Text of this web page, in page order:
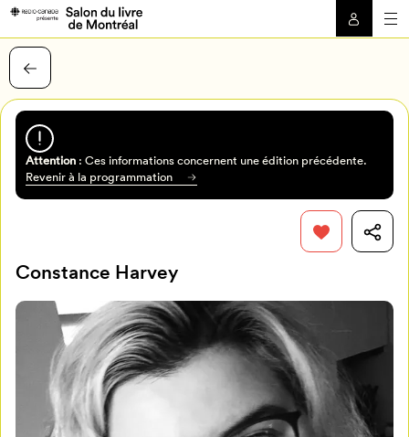
Attention: Ces informations concernent une édition précédente.
Revenir à la programmation
Constance Harvey